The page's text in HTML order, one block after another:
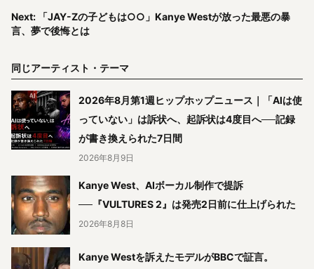
Next: 「JAY-Zの子どもは○○」Kanye Westが放った最悪の暴
言、夢で後悔とは
同じアーティスト・テーマ
2026年8月第1週ヒップホップニュース｜「AIは使
っていない」は訴状へ、起訴状は4度目へ──記録
が書き換えられた7日間
2026年8月9日
Kanye West、AIボーカル制作で提訴
──『VULTURES 2』は発売2日前に仕上げられた
2026年8月8日
Kanye Westを訴えたモデルがBBCで証言。